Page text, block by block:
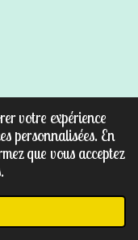
votre expérience
personnalisées. En
que vous acceptez